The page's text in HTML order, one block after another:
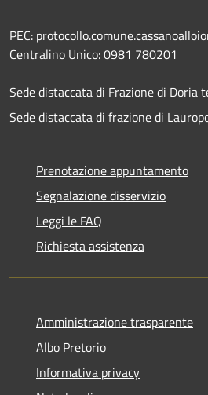
PEC:
Centralino Unico: 0981 780201
Sede distaccata di Frazione di Doria
Sede distaccata di frazione di
Prenotazione appuntamento
Segnalazione disservizio
Leggi le FAQ
Richiesta assistenza
Amministrazione trasparente
Albo Pretorio
Informativa privacy